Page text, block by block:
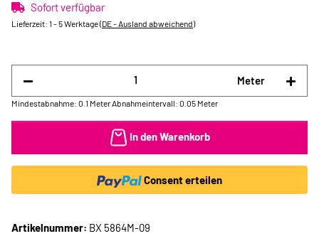
Sofort verfügbar
Lieferzeit: 1 - 5 Werktage(DE - Ausland abweichend)
Meter
Mindestabnahme: 0.1 Meter Abnahmeintervall: 0.05 Meter
In den Warenkorb
Consent erteilen
Artikelnummer: BX 5864M-09